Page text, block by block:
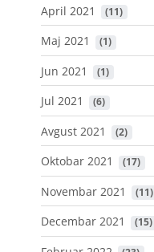
April 2021 (11)
Maj 2021 (1)
Jun 2021 (1)
Jul 2021 (6)
Avgust 2021 (2)
Oktobar 2021 (17)
Novembar 2021 (11)
Decembar 2021 (15)